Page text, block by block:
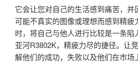
它会让您对自己的生活感到痛苦，并
可能不真实的图像或理想而感到精疲
时，将自己与他人进行比较是一条陷
亚河R3802K，精疲力尽的捷径。让
解他们的成功，失败以及他们在市场